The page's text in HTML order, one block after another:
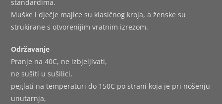
standardima.
Muške i dječje majice su klasičnog kroja, a ženske su
strukirane s otvorenijim vratnim izrezom.
Održavanje
Pranje na 40C, ne izbjeljivati,
ne sušiti u sušilici,
peglati na temperaturi do 150C po strani koja je pri nošenju
unutarnja,